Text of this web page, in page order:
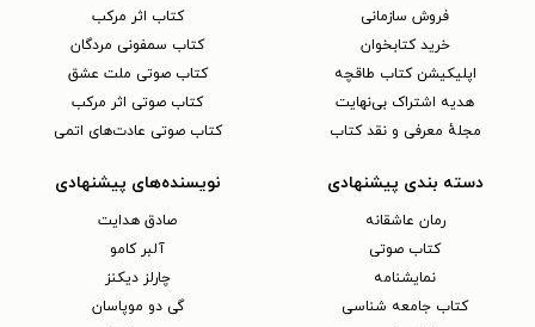
فروش سازمانی
خرید کتابخوان
اپلیکیشن کتاب طاقچه
هدیه اشتراک بی‌نهایت
مجلهٔ معرفی و نقد کتاب
کتاب اثر مرکب
کتاب سمفونی مردگان
کتاب صوتی ملت عشق
کتاب صوتی اثر مرکب
کتاب صوتی عادت‌های اتمی
دسته بندی پیشنهادی
رمان عاشقانه
کتاب‌ صوتی
نمایشنامه
کتاب جامعه شناسی
نویسنده‌های پیشنهادی
صادق هدایت
آلبر کامو
چارلز دیکنز
گی دو موپاسان